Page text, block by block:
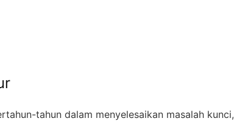
tahun dalam menyelesaikan masalah kunci,